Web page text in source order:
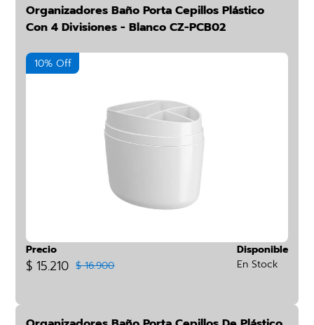
Organizadores Baño Porta Cepillos Plástico
Con 4 Divisiones - Blanco CZ-PCB02
10% Off
Precio
$ 15.210 $ 16.900
Disponible
En Stock